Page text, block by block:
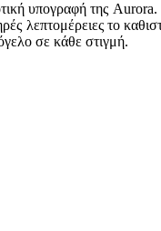
υπογραφή της
λεπτομέρειες το
σε κάθε στιγμή.